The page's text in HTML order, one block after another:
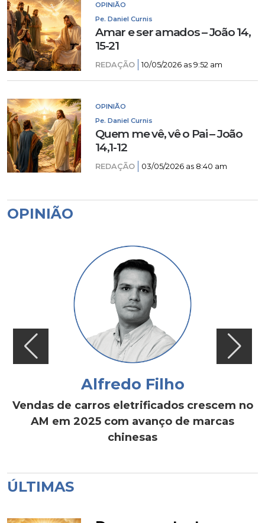
OPINIÃO
Pe. Daniel Curnis
Amar e ser amados – João 14,
15-21
REDAÇÃO 10/05/2026 as 9:52 am
OPINIÃO
Pe. Daniel Curnis
Quem me vê, vê o Pai – João
14,1-12
REDAÇÃO 03/05/2026 as 8:40 am
OPINIÃO
Alfredo Filho
Vendas de carros eletrificados crescem no
AM em 2025 com avanço de marcas
chinesas
ÚLTIMAS